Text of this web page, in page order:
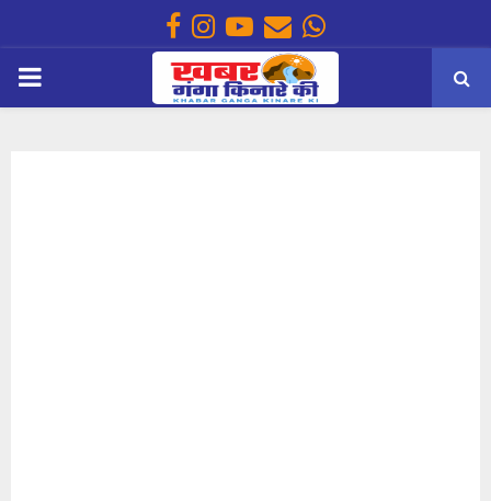
Facebook
Instagram
Youtube
EmailWhatsapp
PRIMARY